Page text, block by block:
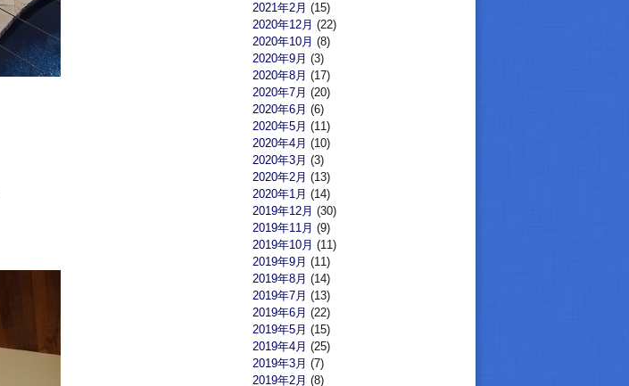
2021年2月 (15)
2020年12月 (22)
2020年10月 (8)
2020年9月 (3)
2020年8月 (17)
2020年7月 (20)
2020年6月 (6)
2020年5月 (11)
2020年4月 (10)
2020年3月 (3)
2020年2月 (13)
2020年1月 (14)
2019年12月 (30)
2019年11月 (9)
2019年10月 (11)
2019年9月 (11)
2019年8月 (14)
2019年7月 (13)
2019年6月 (22)
2019年5月 (15)
2019年4月 (25)
2019年3月 (7)
2019年2月 (8)